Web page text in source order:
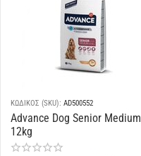
ΚΩΔΙΚΟΣ (SKU): AD500552
Advance Dog Senior Medium
12kg